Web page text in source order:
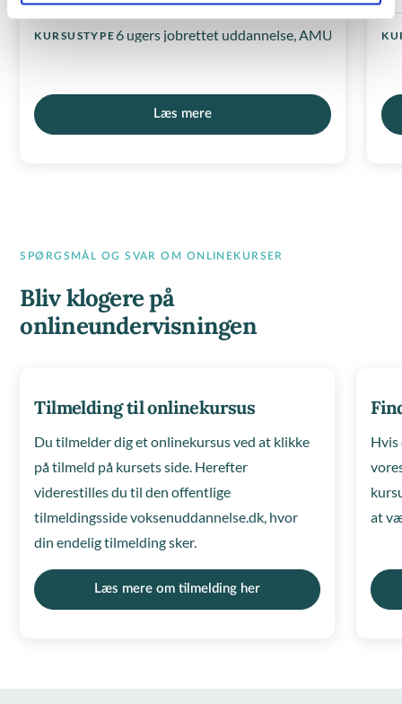
KURSUSTYPE 6 ugers jobrettet uddannelse, AMU-kursus,
Læs mere
SPØRGSMÅL OG SVAR OM ONLINEKURSER
Bliv klogere på
onlineundervisningen
Tilmelding til onlinekursus
Du tilmelder dig et onlinekursus ved at klikke
på tilmeld på kursets side. Herefter
viderestilles du til den offentlige
tilmeldingsside voksenuddannelse.dk, hvor
din endelig tilmelding sker.
Læs mere om tilmelding her
Hvis
at